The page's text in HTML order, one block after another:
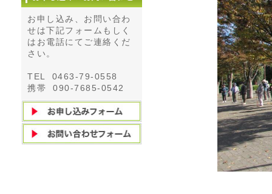
お申し込み、お問い合わ
せは下記フォームもしく
はお電話にてご連絡くだ
さい。
TEL 0463-79-0558
携帯 090-7685-0542